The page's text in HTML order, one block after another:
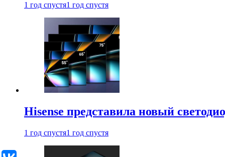
1 год спустя1 год спустя
Hisense представила новый
1 год спустя1 год спустя